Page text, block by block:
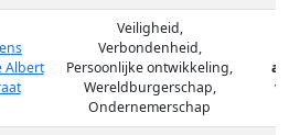
Albert
Veiligheid,
Verbondenheid,
Persoonlijke ontwikkeling,
Wereldburgerschap,
Ondernemerschap